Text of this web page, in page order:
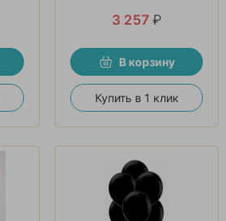
3 257 ₽
В корзину
Купить в 1 клик